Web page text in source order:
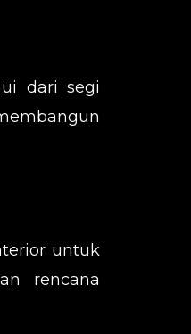
dari segi
untuk
rencana